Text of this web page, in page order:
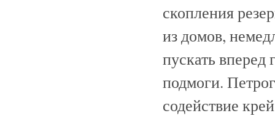
скопления
из домов,
пускать вперед
подмоги.
содействие